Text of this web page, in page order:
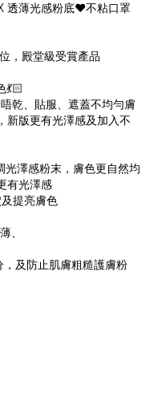
薄光感粉底♥️不粘口罩
，殿堂級受賞產品
乾、貼服、遮蓋不均勻膚
新版更有光澤感及加入不
光澤感粉末，膚色更自然均
有光澤感
提亮膚色
、
，及防止肌膚粗糙護膚粉